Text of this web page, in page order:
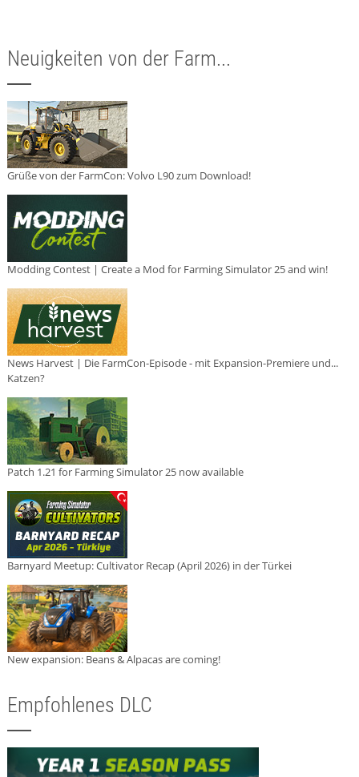
Neuigkeiten von der Farm...
Grüße von der FarmCon: Volvo L90 zum Download!
Modding Contest | Create a Mod for Farming Simulator 25 and win!
News Harvest | Die FarmCon-Episode - mit Expansion-Premiere und...
Katzen?
Patch 1.21 for Farming Simulator 25 now available
Barnyard Meetup: Cultivator Recap (April 2026) in der Türkei
New expansion: Beans & Alpacas are coming!
Empfohlenes DLC